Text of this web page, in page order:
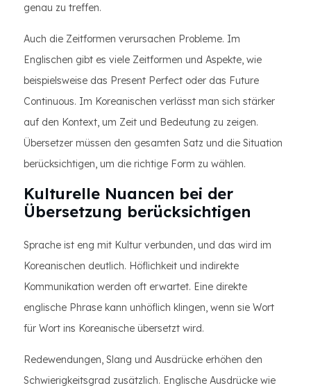
genau zu treffen.
Auch die Zeitformen verursachen Probleme. Im
Englischen gibt es viele Zeitformen und Aspekte, wie
beispielsweise das Present Perfect oder das Future
Continuous. Im Koreanischen verlässt man sich stärker
auf den Kontext, um Zeit und Bedeutung zu zeigen.
Übersetzer müssen den gesamten Satz und die Situation
berücksichtigen, um die richtige Form zu wählen.
Kulturelle Nuancen bei der
Übersetzung berücksichtigen
Sprache ist eng mit Kultur verbunden, und das wird im
Koreanischen deutlich. Höflichkeit und indirekte
Kommunikation werden oft erwartet. Eine direkte
englische Phrase kann unhöflich klingen, wenn sie Wort
für Wort ins Koreanische übersetzt wird.
Redewendungen, Slang und Ausdrücke erhöhen den
Schwierigkeitsgrad zusätzlich. Englische Ausdrücke wie